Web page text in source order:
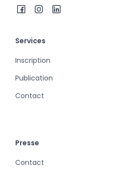
Services
Inscription
Publication
Contact
Presse
Contact